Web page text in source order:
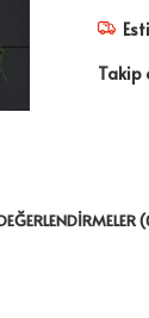
Takip